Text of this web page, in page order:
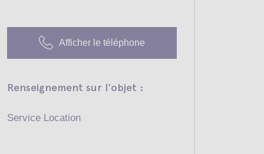
Afficher le téléphone
Renseignement sur l'objet :
Service Location